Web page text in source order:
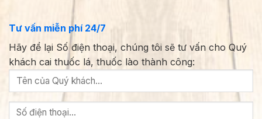
Tư vấn miễn phí 24/7
Hãy để lại Số điện thoại, chúng tôi sẽ tư vấn cho Quý
khách cai thuốc lá, thuốc lào thành công: